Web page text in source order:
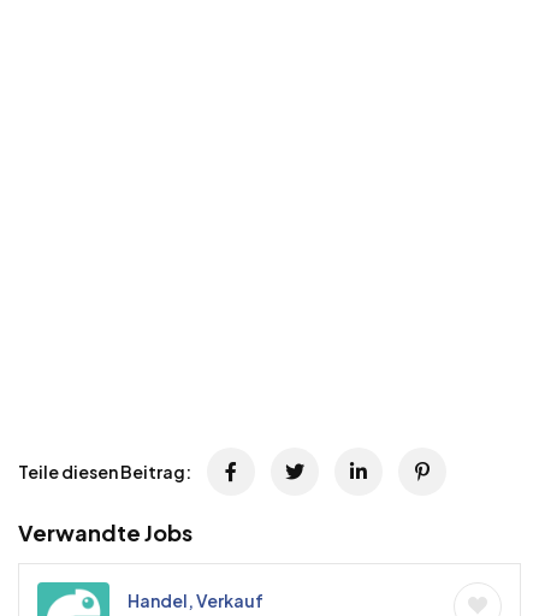
Teile diesen Beitrag:
Verwandte Jobs
Handel, Verkauf